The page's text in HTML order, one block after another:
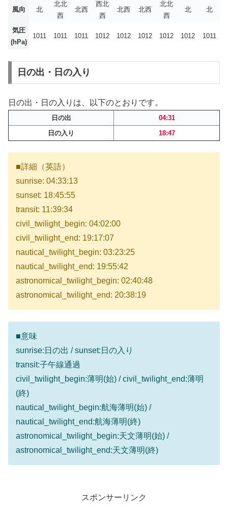
風向 北
北北
西
北西
西北
西
北西 北西
北北
西
北 北
気圧
(hPa)
1011 1011 1011 1012 1012 1012 1012 1012 1011
日の出・日の入り
日の出・日の入りは、以下のとおりです。
日の出
04:31
日の入り
18:47
■詳細（英語）
sunrise: 04:33:13
sunset: 18:45:55
transit: 11:39:34
civil_twilight_begin: 04:02:00
civil_twilight_end: 19:17:07
nautical_twilight_begin: 03:23:25
nautical_twilight_end: 19:55:42
astronomical_twilight_begin: 02:40:48
astronomical_twilight_end: 20:38:19
■意味
sunrise:日の出 / sunset:日の入り
transit:子午線通過
civil_twilight_begin:薄明(始) / civil_twilight_end:薄明
(終)
nautical_twilight_begin:航海薄明(始) /
nautical_twilight_end:航海薄明(終)
astronomical_twilight_begin:天文薄明(始) /
astronomical_twilight_end:天文薄明(終)
スポンサーリンク